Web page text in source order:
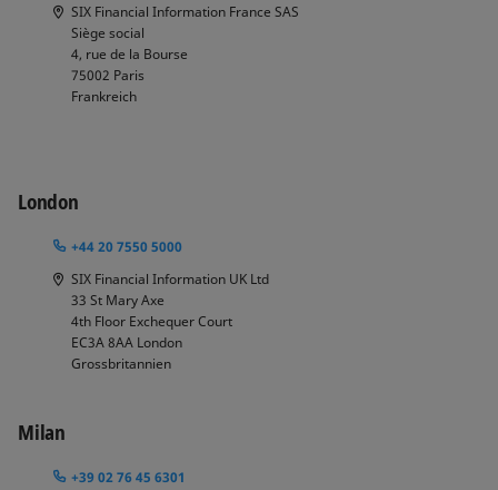
SIX Financial Information France SAS
Siège social
4, rue de la Bourse
75002 Paris
Frankreich
London
+44 20 7550 5000
SIX Financial Information UK Ltd
33 St Mary Axe
4th Floor Exchequer Court
EC3A 8AA London
Grossbritannien
Milan
+39 02 76 45 6301